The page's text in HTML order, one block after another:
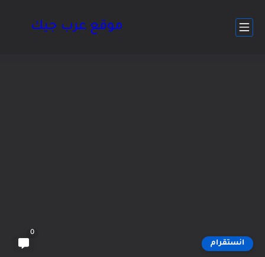
موقع عرب جيك
انستقرام
0